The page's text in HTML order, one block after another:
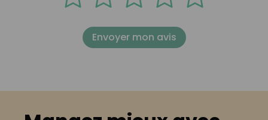
Envoyer mon avis